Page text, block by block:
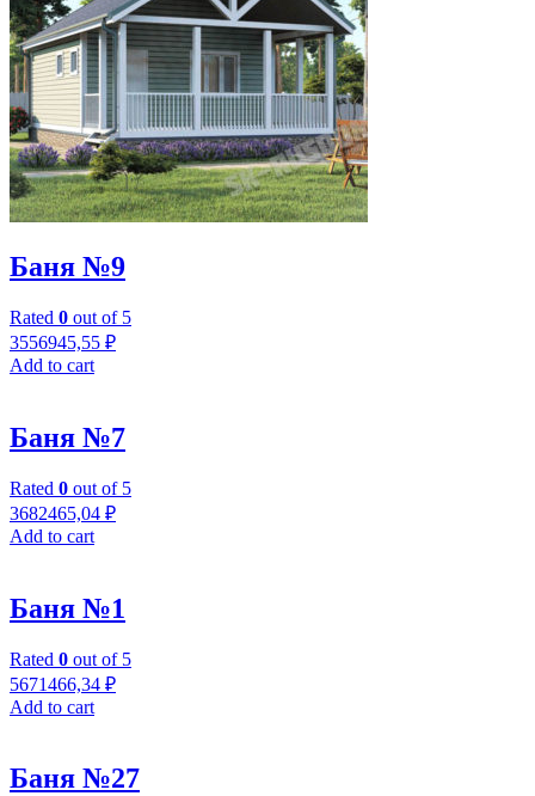
Баня №9
Rated 0 out of 5
3556945,55 ₽
Add to cart
Баня №7
Rated 0 out of 5
3682465,04 ₽
Add to cart
Баня №1
Rated 0 out of 5
5671466,34 ₽
Add to cart
Баня №27